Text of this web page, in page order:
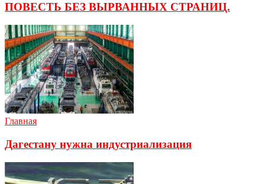
ПОВЕСТЬ БЕЗ ВЫРВАННЫХ СТРАНИЦ.
Главная
Дагестану нужна индустриализация